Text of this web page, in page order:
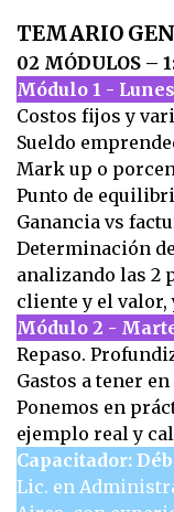
TEMARIO
02 MÓDULOS –
Módulo 1 -
Costos fijos y
Sueldo
Mark up o
Punto de
Ganancia vs
Determinación
analizando las 2
cliente y el valor,
Módulo 2 -
Repaso.
Gastos a tener
Ponemos en
ejemplo real y
Capacitador:
Lic. en